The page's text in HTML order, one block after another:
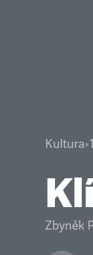
Kultura•
Zbyněk